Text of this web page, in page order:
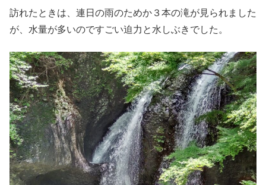
訪れたときは、連日の雨のためか３本の滝が見られました
が、水量が多いのですごい迫力と水しぶきでした。